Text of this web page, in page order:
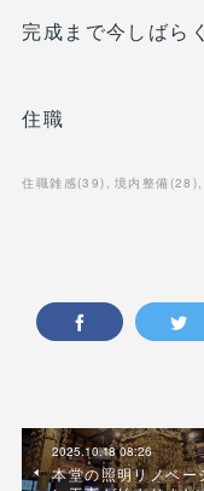
完成まで今しばら
住職
住職雑感(39) 境内整備 (28 )
2025.10.18 08:26
本堂の照明リノベー